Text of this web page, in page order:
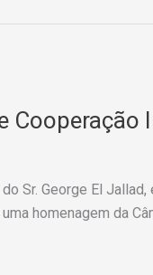
Cooperação
Sr. George El
homenagem da